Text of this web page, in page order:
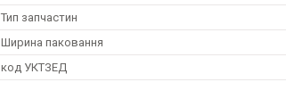
Тип запчастин
Ширина паковання
код УКТЗЕД